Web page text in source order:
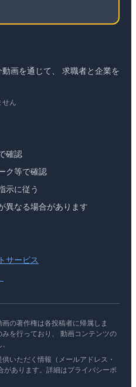
画を通じて、 求職者と企業を
せん
確認
ク等で確認
示に従う
異なる場合があります
サービス
の著作権は各投稿者に帰属しま
を行っており、 動画コンテンツの
いただく情報（メールアドレス・
があります。詳細はプライバシーポ